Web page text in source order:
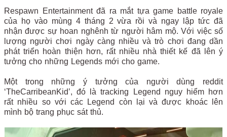
Respawn Entertainment đã ra mắt tựa game battle royale
của họ vào mùng 4 tháng 2 vừa rồi và ngay lập tức đã
nhận được sự hoan nghênh từ người hâm mộ. Với việc số
lượng người chơi ngày càng nhiều và trò chơi đang dần
phát triển hoàn thiện hơn, rất nhiều nhà thiết kế đã lên ý
tưởng cho những Legends mới cho game.
Một trong những ý tưởng của người dùng reddit
‘TheCarribeanKid’, đó là tracking Legend nguy hiểm hơn
rất nhiều so với các Legend còn lại và được khoác lên
mình bộ trang phục sát thủ.